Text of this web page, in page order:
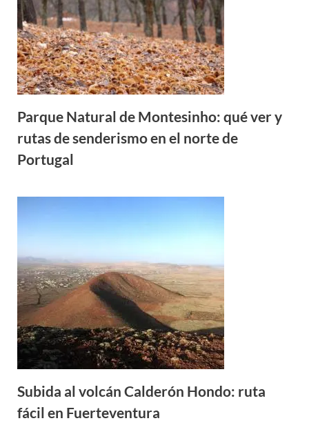
Parque Natural de Montesinho: qué ver y
rutas de senderismo en el norte de
Portugal
Subida al volcán Calderón Hondo: ruta
fácil en Fuerteventura